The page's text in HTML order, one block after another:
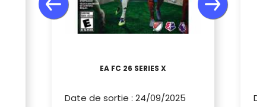
EA FC 26 SERIES X
Date de sortie : 24/09/2025